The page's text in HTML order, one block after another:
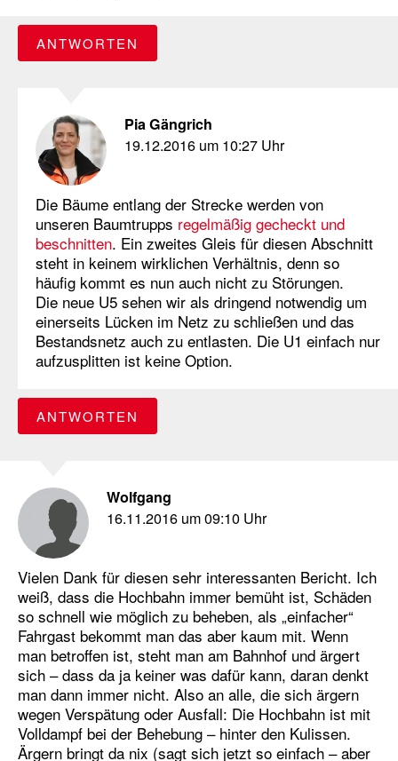
ANTWORTEN
Pia Gängrich
19.12.2016 um 10:27 Uhr
Die Bäume entlang der Strecke werden von
unseren Baumtrupps regelmäßig gecheckt und
beschnitten. Ein zweites Gleis für diesen Abschnitt
steht in keinem wirklichen Verhältnis, denn so
häufig kommt es nun auch nicht zu Störungen.
Die neue U5 sehen wir als dringend notwendig um
einerseits Lücken im Netz zu schließen und das
Bestandsnetz auch zu entlasten. Die U1 einfach nur
aufzusplitten ist keine Option.
ANTWORTEN
Wolfgang
16.11.2016 um 09:10 Uhr
Vielen Dank für diesen sehr interessanten Bericht. Ich
weiß, dass die Hochbahn immer bemüht ist, Schäden
so schnell wie möglich zu beheben, als „einfacher“
Fahrgast bekommt man das aber kaum mit. Wenn
man betroffen ist, steht man am Bahnhof und ärgert
sich – dass da ja keiner was dafür kann, daran denkt
man dann immer nicht. Also an alle, die sich ärgern
wegen Verspätung oder Ausfall: Die Hochbahn ist mit
Volldampf bei der Behebung – hinter den Kulissen.
Ärgern bringt da nix (sagt sich jetzt so einfach – aber